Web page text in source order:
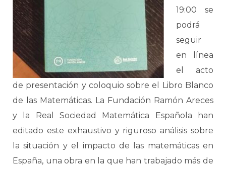
19:00 se
podrá
seguir
en línea
el acto
de presentación y coloquio sobre el Libro Blanco
de las Matemáticas. La Fundación Ramón Areces
y la Real Sociedad Matemática Española han
editado este exhaustivo y riguroso análisis sobre
la situación y el impacto de las matemáticas en
España, una obra en la que han trabajado más de